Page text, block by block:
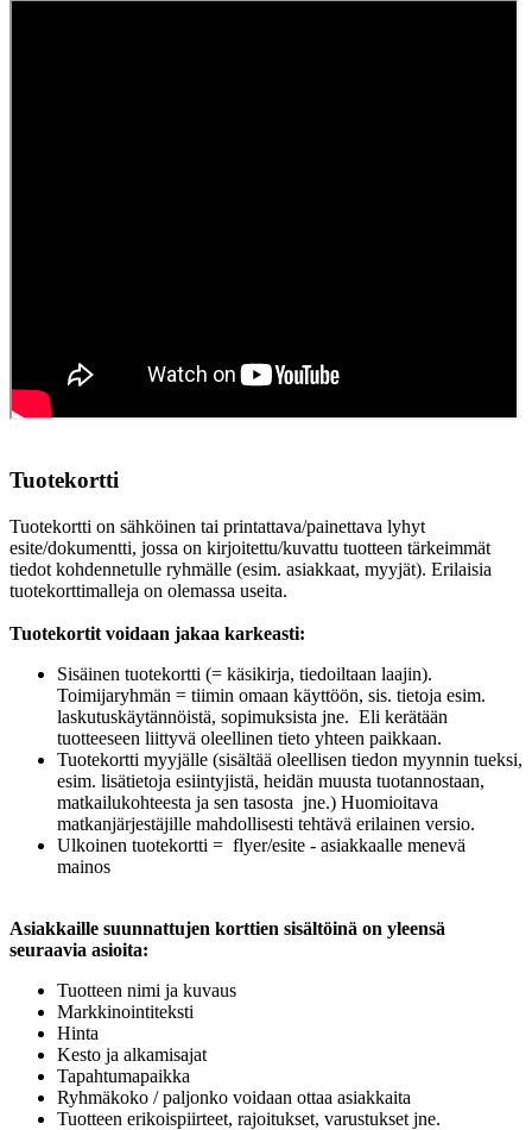
Tuotekortti
Tuotekortti on sähköinen tai printattava/painettava lyhyt
esite/dokumentti, jossa on kirjoitettu/kuvattu tuotteen tärkeimmät
tiedot kohdennetulle ryhmälle (esim. asiakkaat, myyjät). Erilaisia
tuotekorttimalleja on olemassa useita.
Tuotekortit voidaan jakaa karkeasti:
Sisäinen tuotekortti (= käsikirja, tiedoiltaan laajin).
Toimijaryhmän = tiimin omaan käyttöön, sis. tietoja esim.
laskutuskäytännöistä, sopimuksista jne. Eli kerätään
tuotteeseen liittyvä oleellinen tieto yhteen paikkaan.
Tuotekortti myyjälle (sisältää oleellisen tiedon myynnin tueksi,
esim. lisätietoja esiintyjistä, heidän muusta tuotannostaan,
matkailukohteesta ja sen tasosta jne.) Huomioitava
matkanjärjestäjille mahdollisesti tehtävä erilainen versio.
Ulkoinen tuotekortti = flyer/esite - asiakkaalle menevä
mainos
Asiakkaille suunnattujen korttien sisältöinä on yleensä
seuraavia asioita:
Tuotteen nimi ja kuvaus
Markkinointiteksti
Hinta
Kesto ja alkamisajat
Tapahtumapaikka
Ryhmäkoko / paljonko voidaan ottaa asiakkaita
Tuotteen erikoispiirteet, rajoitukset, varustukset jne.